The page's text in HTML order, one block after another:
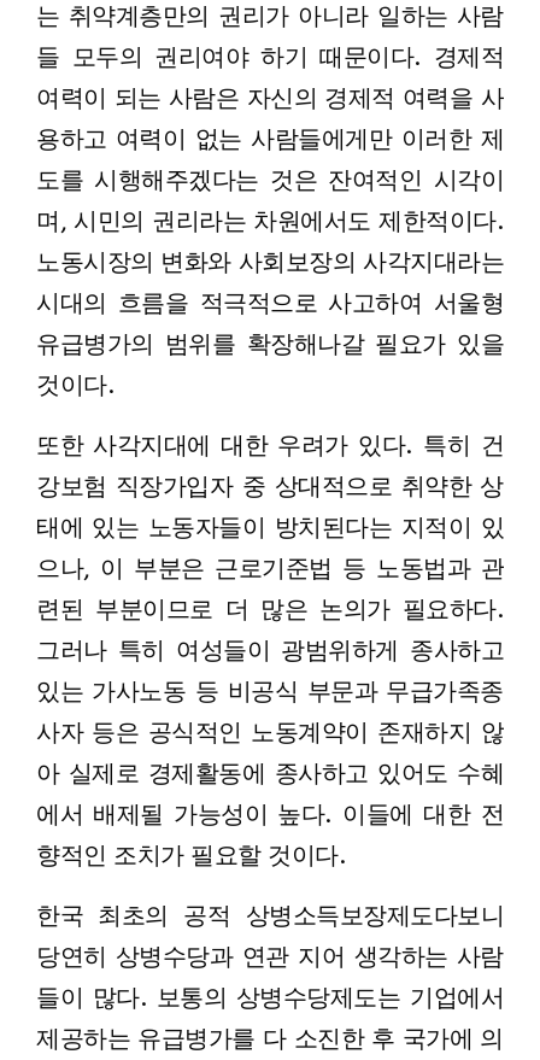
는 취약계층만의 권리가 아니라 일하는 사람
들 모두의 권리여야 하기 때문이다. 경제적
여력이 되는 사람은 자신의 경제적 여력을 사
용하고 여력이 없는 사람들에게만 이러한 제
도를 시행해주겠다는 것은 잔여적인 시각이
며, 시민의 권리라는 차원에서도 제한적이다.
노동시장의 변화와 사회보장의 사각지대라는
시대의 흐름을 적극적으로 사고하여 서울형
유급병가의 범위를 확장해나갈 필요가 있을
것이다.
또한 사각지대에 대한 우려가 있다. 특히 건
강보험 직장가입자 중 상대적으로 취약한 상
태에 있는 노동자들이 방치된다는 지적이 있
으나, 이 부분은 근로기준법 등 노동법과 관
련된 부분이므로 더 많은 논의가 필요하다.
그러나 특히 여성들이 광범위하게 종사하고
있는 가사노동 등 비공식 부문과 무급가족종
사자 등은 공식적인 노동계약이 존재하지 않
아 실제로 경제활동에 종사하고 있어도 수혜
에서 배제될 가능성이 높다. 이들에 대한 전
향적인 조치가 필요할 것이다.
한국 최초의 공적 상병소득보장제도다보니
당연히 상병수당과 연관 지어 생각하는 사람
들이 많다. 보통의 상병수당제도는 기업에서
제공하는 유급병가를 다 소진한 후 국가에 의